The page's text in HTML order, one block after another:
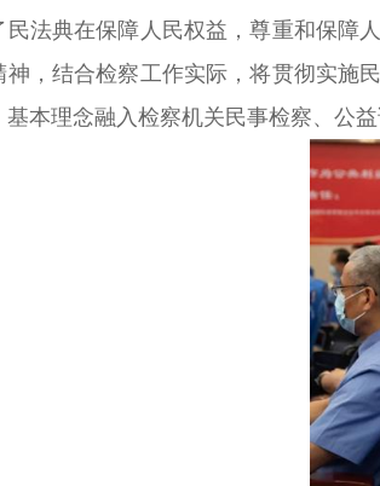
民法典在保障人民权益，尊重和保障
神，结合检察工作实际，将贯彻实施
基本理念融入检察机关民事检察、公